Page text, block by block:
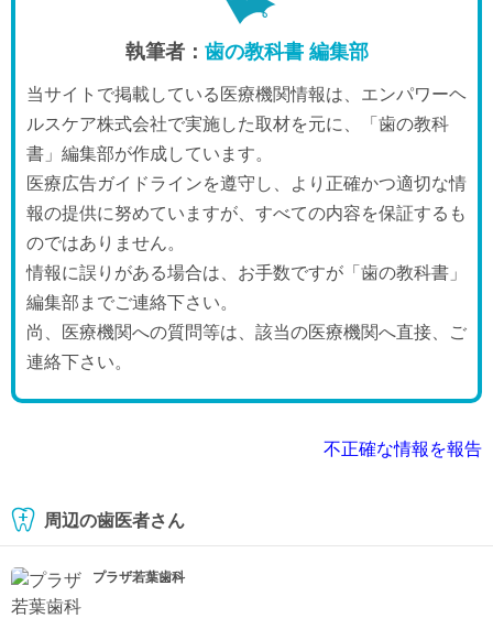
執筆者： 歯の教科書 編集部
当サイトで掲載している医療機関情報は、エンパワーヘ
ルスケア株式会社で実施した取材を元に、「歯の教科
書」編集部が作成しています。
医療広告ガイドラインを遵守し、より正確かつ適切な情
報の提供に努めていますが、すべての内容を保証するも
のではありません。
情報に誤りがある場合は、お手数ですが「歯の教科書」
編集部までご連絡下さい。
尚、医療機関への質問等は、該当の医療機関へ直接、ご
連絡下さい。
不正確な情報を報告
周辺の歯医者さん
プラザ若葉歯科